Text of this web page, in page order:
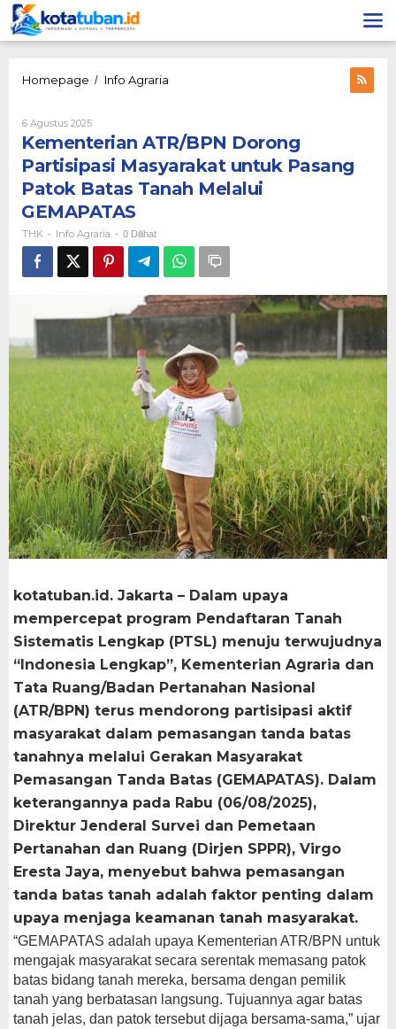
Lewati
ke
konten
Homepage / Info Agraria
Masyarakat
Pasang
Patok
GEMAPATAS
6 Agustus 2025Oleh
Kementerian ATR/BPN Dorong
Partisipasi Masyarakat untuk Pasang
Patok Batas Tanah Melalui
GEMAPATAS
THK - Info Agraria - 0 Dilihat
kotatuban.id. Jakarta – Dalam upaya
mempercepat program Pendaftaran Tanah
Sistematis Lengkap (PTSL) menuju terwujudnya
“Indonesia Lengkap”, Kementerian Agraria dan
Tata Ruang/Badan Pertanahan Nasional
(ATR/BPN) terus mendorong partisipasi aktif
masyarakat dalam pemasangan tanda batas
tanahnya melalui Gerakan Masyarakat
Pemasangan Tanda Batas (GEMAPATAS). Dalam
keterangannya pada Rabu (06/08/2025),
Direktur Jenderal Survei dan Pemetaan
Pertanahan dan Ruang (Dirjen SPPR), Virgo
Eresta Jaya, menyebut bahwa pemasangan
tanda batas tanah adalah faktor penting dalam
upaya menjaga keamanan tanah masyarakat.
“GEMAPATAS adalah upaya Kementerian ATR/BPN untuk
mengajak masyarakat secara serentak memasang patok
batas bidang tanah mereka, bersama dengan pemilik
tanah yang berbatasan langsung. Tujuannya agar batas
tanah jelas, dan patok tersebut dijaga bersama-sama,” ujar